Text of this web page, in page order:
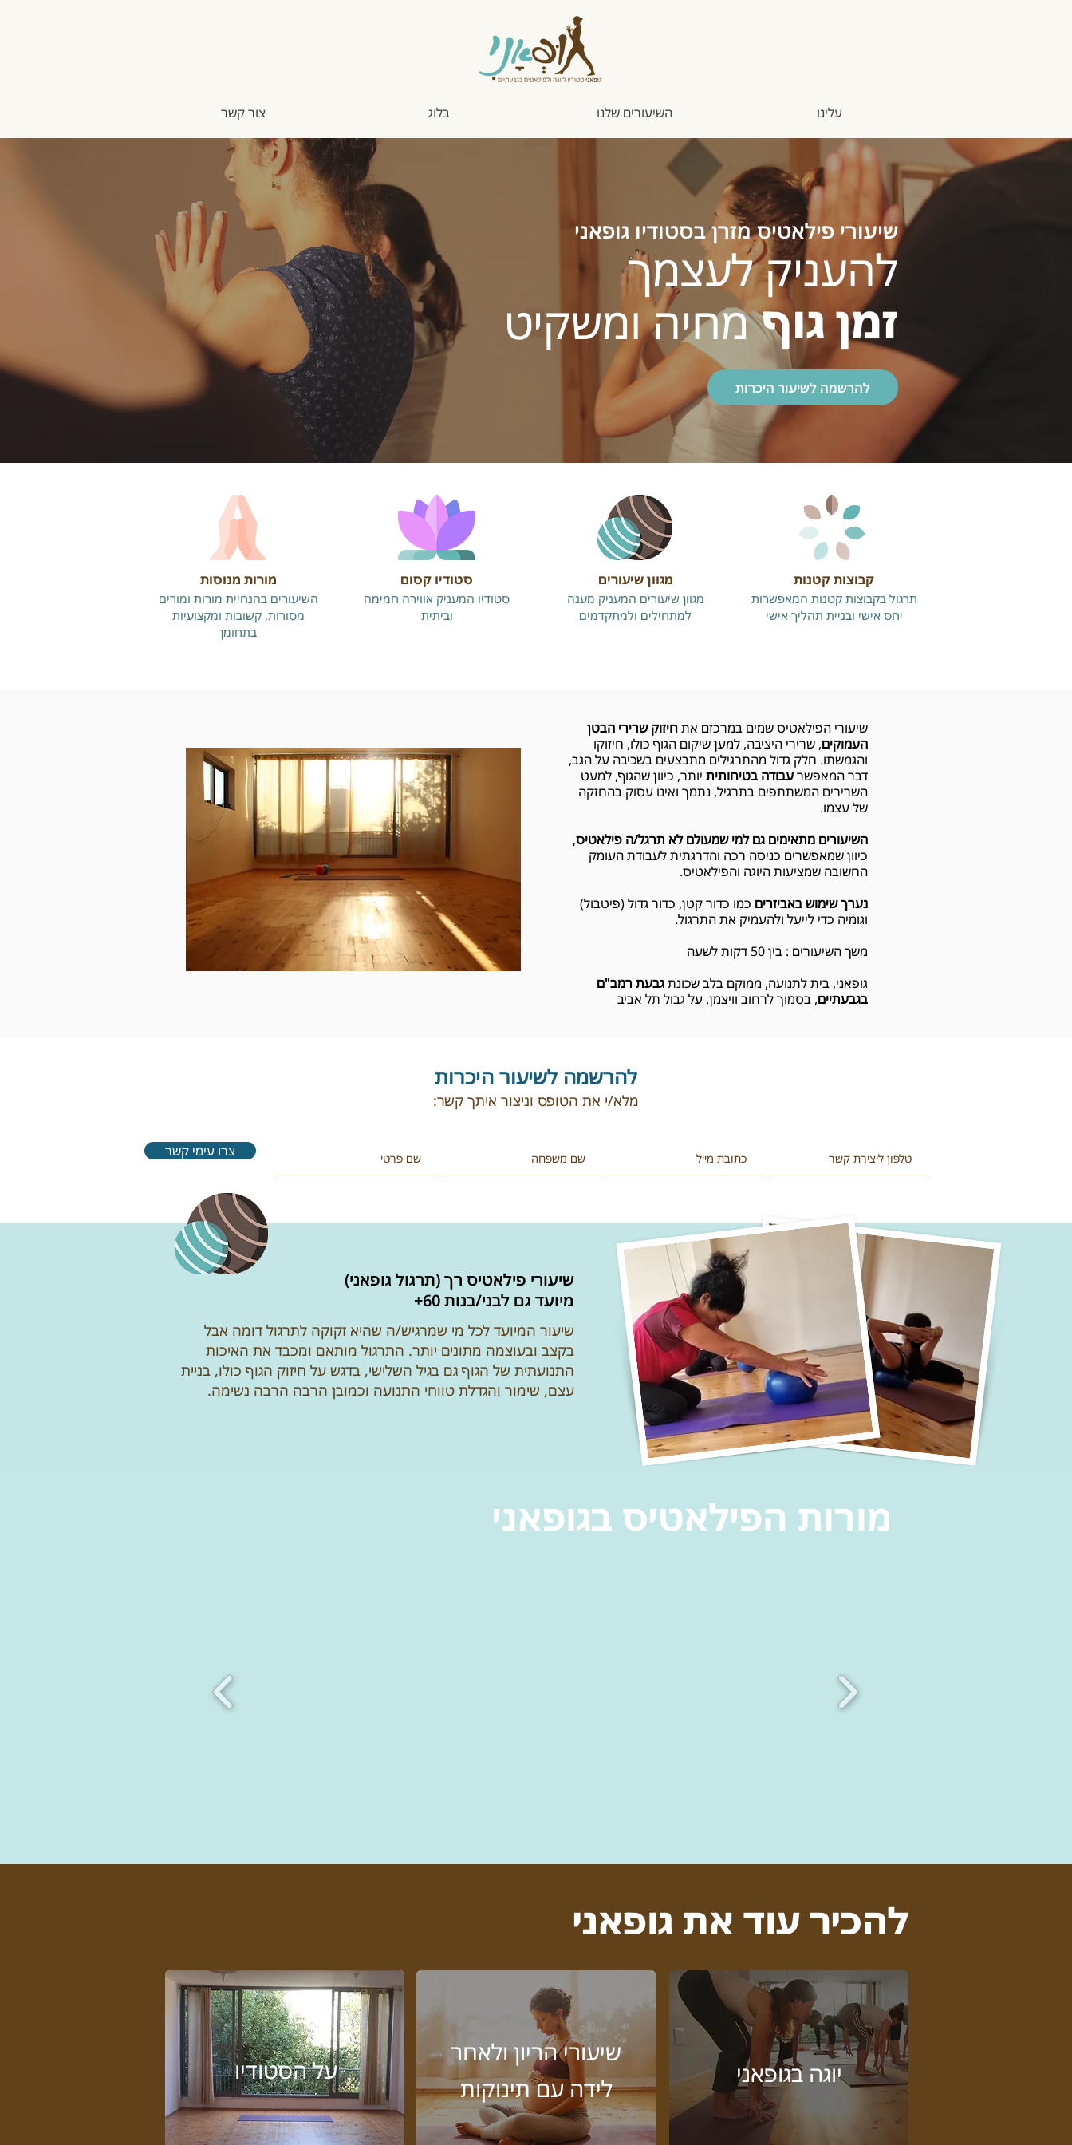
עלינו השיעורים שלנו בלוג צור קשר
שיעורי פילאטיס מזרן בסטודיו גופאני
להעניק לעצמך
מחיה ומשקיט זמן גוף
להרשמה לשיעור היכרות
מורות מנוסות
השיעורים בהנחיית מורות ומורים
מסורות, קשובות ומקצועיות
בתחומן
סטודיו קסום
סטודיו המעניק אווירה חמימה
וביתית
מגוון שיעורים
מגוון שיעורים המעניק מענה
למתחילים ולמתקדמים
קבוצות קטנות
תרגול בקבוצות קטנות המאפשרות
יחס אישי ובניית תהליך אישי
שיעורי הפילאטיס שמים במרכזם אתחיזוק שרירי הבטן
העמוקים, שרירי היציבה, למען שיקום הגוף כולו, חיזוקו
והגמשתו. חלק גדול מהתרגילים מתבצעים בשכיבה על הגב,
דבר המאפשרעבודה בטיחותית יותר, כיוון שהגוף, למעט
השרירים המשתתפים בתרגיל, נתמך ואינו עסוק בהחזקה
של עצמו.
השיעורים מתאימים גם למי שמעולם לא תרגל/ה פילאטיס,
כיוון שמאפשרים כניסה רכה והדרגתית לעבודת העומק
החשובה שמציעות היוגה והפילאטיס.
נערך שימוש באביזרים כמו כדור קטן, כדור גדול (פיטבול)
וגומיה כדי לייעל ולהעמיק את התרגול.
משך השיעורים : בין 50 דקות לשעה
גופאני, בית לתנועה, ממוקם בלב שכונתגבעת רמב"ם
בגבעתיים, בסמוך לרחוב וויצמן, על גבול תל אביב
​להרשמה לשיעור היכרות
מלא/י את הטופס וניצור איתך קשר:
צרו עימי קשר
שיעורי פילאטיס רך (תרגול גופאני)
מיועד גם לבני/בנות 60+
שיעור המיועד לכל מי שמרגיש/ה שהיא זקוקה לתרגול דומה אבל
בקצב ובעוצמה מתונים יותר. התרגול מותאם ומכבד את האיכות
התנועתית של הגוף גם בגיל השלישי, בדגש על חיזוק הגוף כולו, בניית
עצם, שימור והגדלת טווחי התנועה וכמובן הרבה הרבה נשימה.
מורות הפילאטיס בגופאני
להכיר עוד את גופאני
על הסטודיו
שיעורי הריון ולאחר
לידה עם תינוקות
יוגה בגופאני